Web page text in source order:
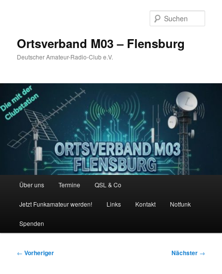
Ortsverband M03 – Flensburg
Deutscher Amateur-Radio-Club e.V.
HauptmenüÜber uns Termine QSL & Co
Jetzt Funkamateur werden! Links Kontakt Notfunk
Spenden
Beitragsnavigation
← Vorheriger Nächster →